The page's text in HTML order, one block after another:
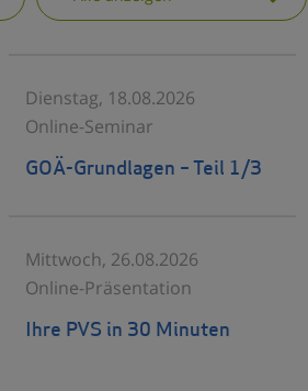
Dienstag, 18.08.2026
Online-Seminar
GOÄ-Grundlagen – Teil 1/3
Mittwoch, 26.08.2026
Online-Präsentation
Ihre PVS in 30 Minuten